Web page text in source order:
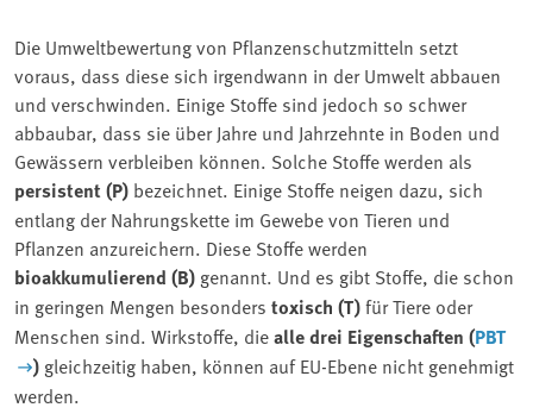
Die Umweltbewertung von Pflanzenschutzmitteln setzt
voraus, dass diese sich irgendwann in der Umwelt abbauen
und verschwinden. Einige Stoffe sind jedoch so schwer
abbaubar, dass sie über Jahre und Jahrzehnte in Boden und
Gewässern verbleiben können. Solche Stoffe werden als
persistent (P) bezeichnet. Einige Stoffe neigen dazu, sich
entlang der Nahrungskette im Gewebe von Tieren und
Pflanzen anzureichern. Diese Stoffe werden
bioakkumulierend (B) genannt. Und es gibt Stoffe, die schon
in geringen Mengen besonders toxisch (T)für Tiere oder
Menschen sind. Wirkstoffe, diealle drei Eigenschaften (PBT
)gleichzeitig haben, können auf EU-Ebene nicht genehmigt
werden.